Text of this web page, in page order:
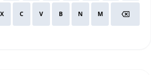
X C V B N M